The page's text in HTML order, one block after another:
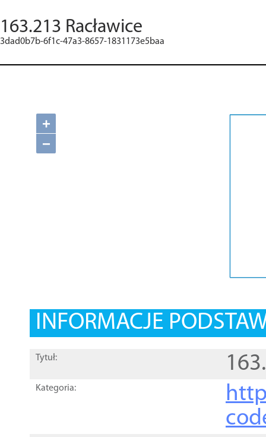
163.213 Racławice
3dad0b7b-6f1c-47a3-8657-1831173e5baa
+
−
INFORMACJE
Tytuł:
Kategoria: